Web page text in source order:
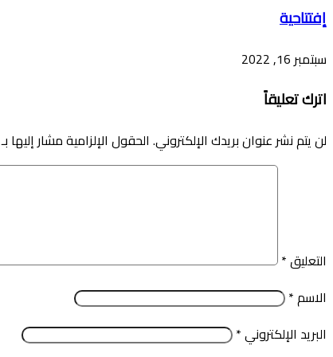
إفتتاحية
سبتمبر 16, 2022
اترك تعليقاً
لن يتم نشر عنوان بريدك الإلكتروني. الحقول الإلزامية مشار إليها بـ
التعليق*
الاسم*
البريد الإلكتروني*